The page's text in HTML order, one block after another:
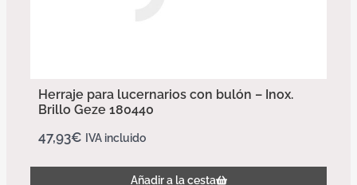
Herraje para lucernarios con bulón – Inox.
Brillo Geze 180440
47,93€ IVA incluido
Añadir a la cesta